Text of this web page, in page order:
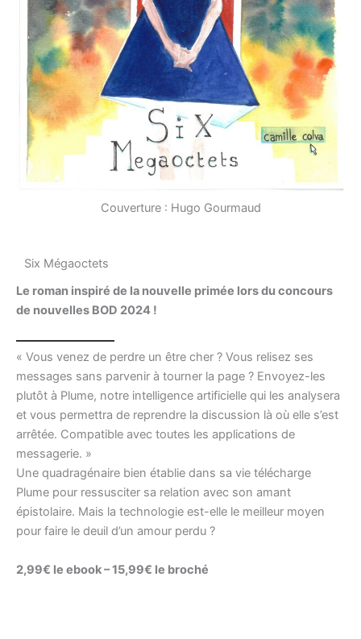
Couverture : Hugo Gourmaud
Six Mégaoctets
Le roman inspiré de la nouvelle primée lors du concours
de nouvelles BOD 2024 !
« Vous venez de perdre un être cher ? Vous relisez ses
messages sans parvenir à tourner la page ? Envoyez-les
plutôt à Plume, notre intelligence artificielle qui les analysera
et vous permettra de reprendre la discussion là où elle s’est
arrêtée. Compatible avec toutes les applications de
messagerie. »
Une quadragénaire bien établie dans sa vie télécharge
Plume pour ressusciter sa relation avec son amant
épistolaire. Mais la technologie est-elle le meilleur moyen
pour faire le deuil d’un amour perdu ?
2,99€ le ebook – 15,99€ le broché